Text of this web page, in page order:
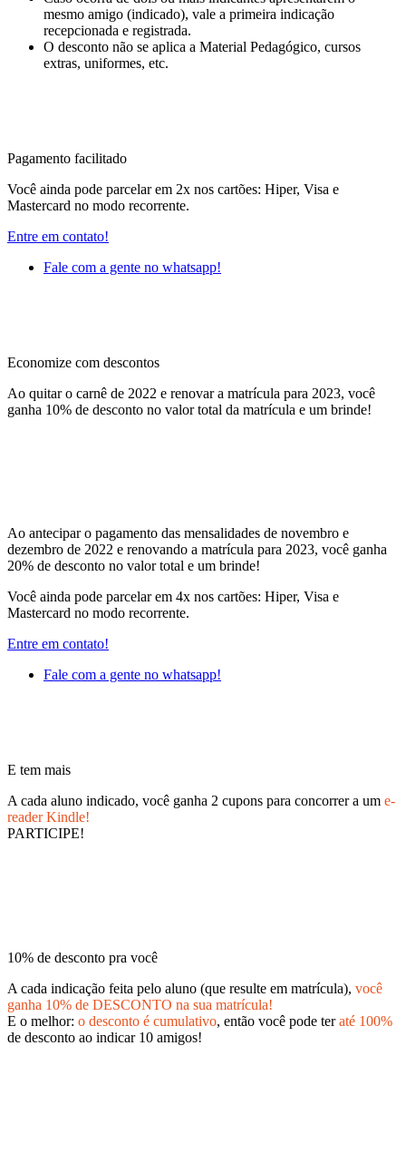
mesmo amigo (indicado), vale a primeira indicação
recepcionada e registrada.
O desconto não se aplica a Material Pedagógico, cursos
extras, uniformes, etc.
Pagamento facilitado
Você ainda pode parcelar em 2x nos cartões: Hiper, Visa e
Mastercard no modo recorrente.
Entre em contato!
Fale com a gente no whatsapp!
Economize com descontos
Ao quitar o carnê de 2022 e renovar a matrícula para 2023, você
ganha 10% de desconto no valor total da matrícula e um brinde!
Ao antecipar o pagamento das mensalidades de novembro e
dezembro de 2022 e renovando a matrícula para 2023, você ganha
20% de desconto no valor total e um brinde!
Você ainda pode parcelar em 4x nos cartões: Hiper, Visa e
Mastercard no modo recorrente.
Entre em contato!
Fale com a gente no whatsapp!
E tem mais
A cada aluno indicado, você ganha 2 cupons para concorrer a um e-
reader Kindle!
PARTICIPE!
10% de desconto pra você
A cada indicação feita pelo aluno (que resulte em matrícula), você
ganha 10% de DESCONTO na sua matrícula!
E o melhor: o desconto é cumulativo, então você pode teraté 100%
de desconto ao indicar 10 amigos!